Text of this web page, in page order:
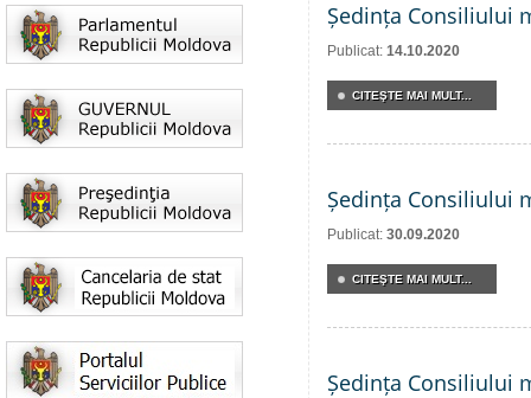
Ședința Consiliului
Publicat: 14.10.2020
CITEŞTE MAI MULT...
Ședința Consiliului
Publicat: 30.09.2020
CITEŞTE MAI MULT...
Ședința Consiliului